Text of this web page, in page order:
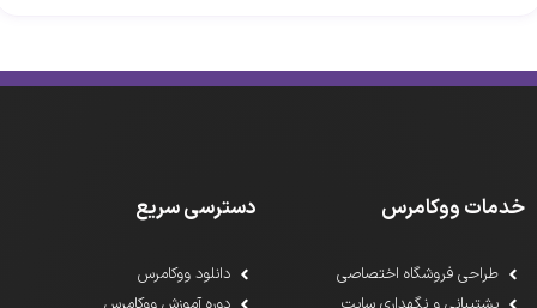
خدمات ووکامرس
طراحی فروشگاه اختصاصی
دسترسی سریع
دانلود ووکامرس